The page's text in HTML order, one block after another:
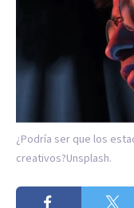
¿Podría ser que los
creativos?Unsplash.